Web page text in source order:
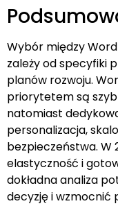
Wybór między
zależy od specyfiki
planów rozwoju.
priorytetem są
natomiast
personalizacja,
bezpieczeństwa. W
elastyczność i
dokładna analiza
decyzję i wzmocnić